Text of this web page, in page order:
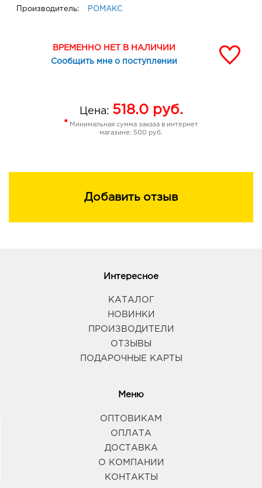
Производитель: РОМАКС
ВРЕМЕННО НЕТ В НАЛИЧИИ
Сообщить мне о поступлении
Цена: 518.0руб.
* Минимальная сумма заказа в интернет
магазине: 500 руб.
Добавить отзыв
Интересное
КАТАЛОГ
НОВИНКИ
ПРОИЗВОДИТЕЛИ
ОТЗЫВЫ
ПОДАРОЧНЫЕ КАРТЫ
Меню
ОПТОВИКАМ
ОПЛАТА
ДОСТАВКА
О КОМПАНИИ
КОНТАКТЫ